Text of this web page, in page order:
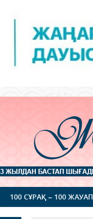
100 СҰРАҚ – 100 ЖАУАП